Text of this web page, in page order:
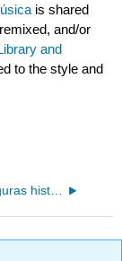
is shared
and/or
and
to the style and
4.6: Otras figuras históricas